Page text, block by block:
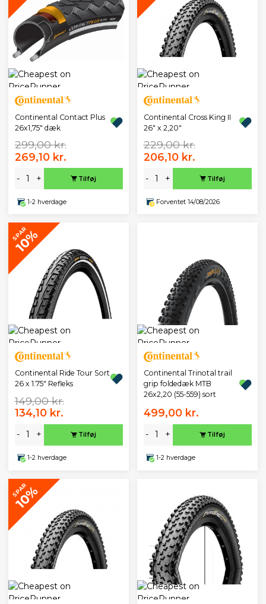
Continental Contact Plus
26x1,75" dæk
299,00 kr.
269,10 kr.
- + Tilføj
1-2 hverdage
Continental Cross King II
26" x 2,20"
229,00 kr.
206,10 kr.
- + Tilføj
Forventet 14/08/2026
SPAR
10%
Continental Ride Tour Sort
26 x 1.75" Refleks
149,00 kr.
134,10 kr.
- + Tilføj
1-2 hverdage
Continental Trinotal trail
grip foldedæk MTB
26x2,20 (55-559) sort
499,00 kr.
- + Tilføj
1-2 hverdage
SPAR
10%